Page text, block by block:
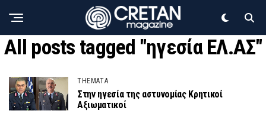
All posts tagged "ηγεσία ΕΛ.ΑΣ"
THEMATA
Στην ηγεσία της αστυνομίας Κρητικοί
Αξιωματικοί